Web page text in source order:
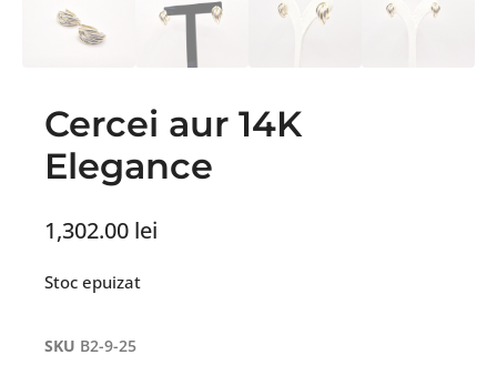
Cercei aur 14K
Elegance
1,302.00 lei
Stoc epuizat
SKU B2-9-25